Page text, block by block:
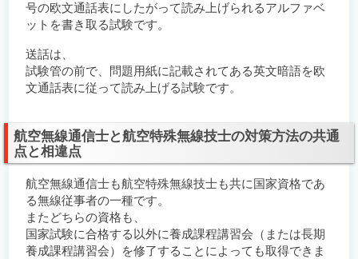
号の欧文通話表にしたがって読み上げられるアルファベ
ットを書き取る試験です。
送話は、
試験管の前で、問題用紙に記載されてある英文暗語を欧
文通話表に従って読み上げる試験です。
航空無線通信士と航空特殊無線技士の対策方法の共通
点と相違点
航空無線通信士も航空特殊無線技士も共に国家資格であ
る無線従事者の一種です。
またどちらの資格も、
国家試験に合格する以外に養成課程講習会（または長期
養成課程講習会）を修了することによっても取得できま